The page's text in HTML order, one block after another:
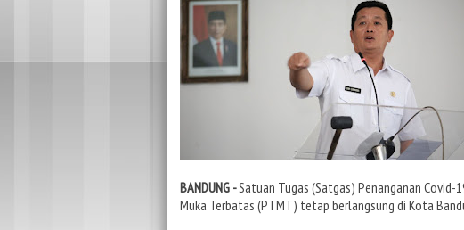
BANDUNG -Satuan Tugas (Satgas) Penanganan
Muka Terbatas (PTMT) tetap berlangsung di Kota